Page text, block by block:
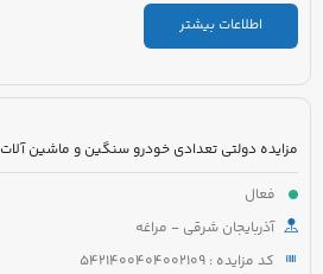
اطلاعات بیشتر
مزایده دولتی تعدادی خودرو سنگین و ماشین آلات
فعال
آذربایجان شرقی - مراغه
کد مزایده : 5421400404002109